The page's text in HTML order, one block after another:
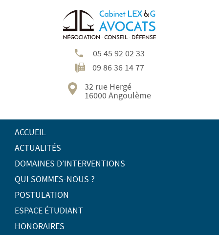
05 45 92 02 33
09 86 36 14 77
32 rue Hergé
16000 Angoulème
ACCUEIL
ACTUALITÉS
DOMAINES D’INTERVENTIONS
QUI SOMMES-NOUS ?
POSTULATION
ESPACE ÉTUDIANT
HONORAIRES